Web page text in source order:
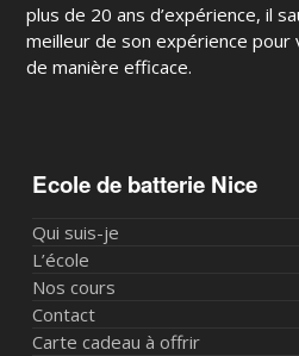
plus de 20 ans d’expérience, il
meilleur de son expérience
de manière efficace.
Ecole de batterie Nice
Qui suis-je
L’école
Nos cours
Contact
Carte cadeau à offrir